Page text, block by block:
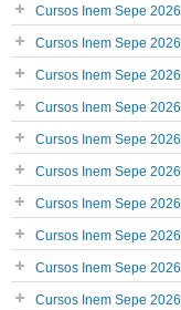
Cursos Inem Sepe 2026
Cursos Inem Sepe 2026
Cursos Inem Sepe 2026
Cursos Inem Sepe 2026
Cursos Inem Sepe 2026
Cursos Inem Sepe 2026
Cursos Inem Sepe 2026
Cursos Inem Sepe 2026
Cursos Inem Sepe 2026
Cursos Inem Sepe 2026